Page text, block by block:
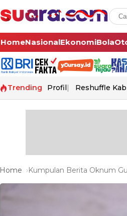
HomeNasionalEkonomiBola
Trending Profil Reshuffle
Home Kumpulan Berita Oknum